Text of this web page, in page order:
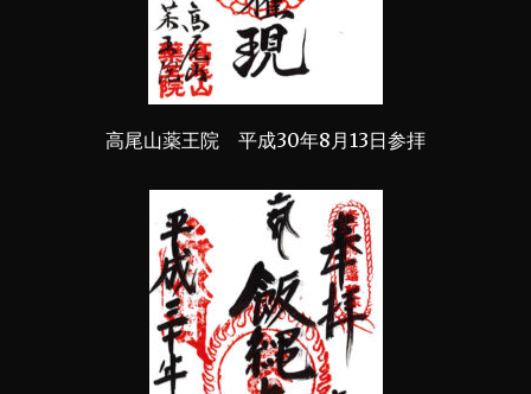
高尾山薬王院 平成30年8月13日参拝